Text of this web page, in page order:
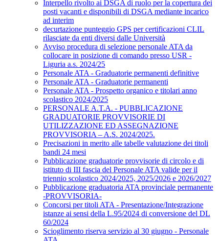
Interpello rivolto ai DSGA di ruolo per la copertura dei
posti vacanti e disponibili di DSGA mediante incarico
ad interim
decurtazione punteggio GPS per certificazioni CLIL
rilasciate da enti diversi dalle Università
Avviso procedura di selezione personale ATA da
collocare in posizione di comando presso USR -
Liguria a.s. 2024/25
Personale ATA - Graduatorie permanenti definitive
Personale ATA - Graduatorie permanenti
Personale ATA - Prospetto organico e titolari anno
scolastico 2024/2025
PERSONALE A.T.A. - PUBBLICAZIONE
GRADUATORIE PROVVISORIE DI
UTILIZZAZIONE ED ASSEGNAZIONE
PROVVISORIA – A.S. 2024/2025.
Precisazioni in merito alle tabelle valutazione dei titoli
bandi 24 mesi
Pubblicazione graduatorie provvisorie di circolo e di
istituto di III fascia del Personale ATA valide per il
triennio scolastico 2024/2025, 2025/2026 e 2026/2027
Pubblicazione graduatoria ATA provinciale permanente
-PROVVISORIA-
Concorsi per titoli ATA - Presentazione/Integrazione
istanze ai sensi della L.95/2024 di conversione del DL
60/2024
Scioglimento riserva servizio al 30 giugno - Personale